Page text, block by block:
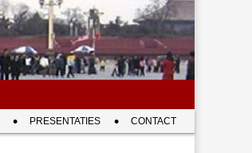
PRESENTATIES CONTACT